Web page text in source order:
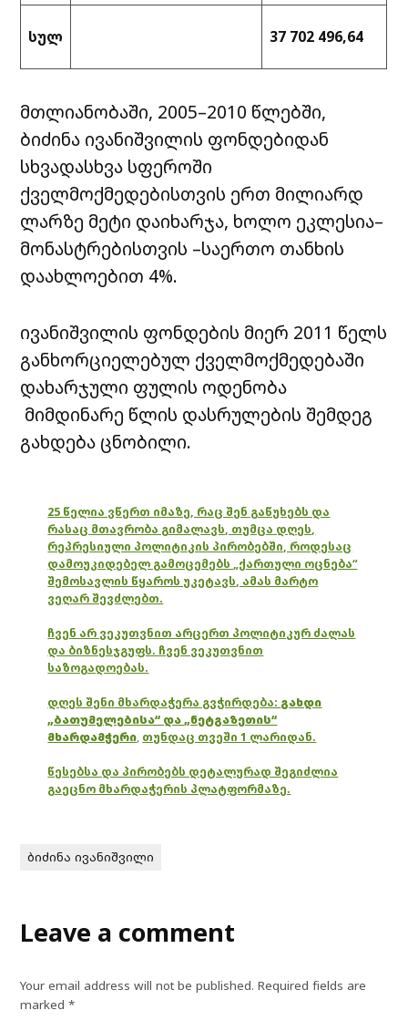
სულ 37 702 496,64
მთლიანობაში, 2005–2010 წლებში,
ბიძინა ივანიშვილის ფონდებიდან
სხვადასხვა სფეროში
ქველმოქმედებისთვის ერთ მილიარდ
ლარზე მეტი დაიხარჯა, ხოლო ეკლესია–
მონასტრებისთვის –საერთო თანხის
დაახლოებით 4%.
ივანიშვილის ფონდების მიერ 2011 წელს
განხორციელებულ ქველმოქმედებაში
დახარჯული ფულის ოდენობა
მიმდინარე წლის დასრულების შემდეგ
გახდება ცნობილი.
25 წელია ვწერთ იმაზე, რაც შენ გაწუხებს და
რასაც მთავრობა გიმალავს, თუმცა დღეს,
რეპრესიული პოლიტიკის პირობებში, როდესაც
დამოუკიდებელ გამოცემებს „ქართული ოცნება“
შემოსავლის წყაროს უკეტავს, ამას მარტო
ვეღარ შევძლებთ.
ჩვენ არ ვეკუთვნით არცერთ პოლიტიკურ ძალას
და ბიზნესჯგუფს. ჩვენ ვეკუთვნით
საზოგადოებას.
დღეს შენი მხარდაჭერა გვჭირდება: გახდი
„ბათუმელებისა“ და „ნეტგაზეთის“
მხარდამჭერი, თუნდაც თვეში 1 ლარიდან.
წესებსა და პირობებს დეტალურად შეგიძლია
გაეცნო მხარდაჭერის პლატფორმაზე.
ბიძინა ივანიშვილი
Leave a comment
Your email address will not be published. Required fields are
marked*